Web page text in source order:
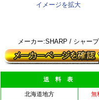
イメージを拡大
メーカー:SHARP / シャープ
送 料 表
北海道地方
無